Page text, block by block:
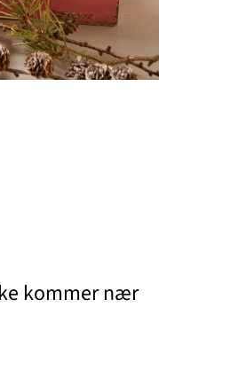
kommer nær